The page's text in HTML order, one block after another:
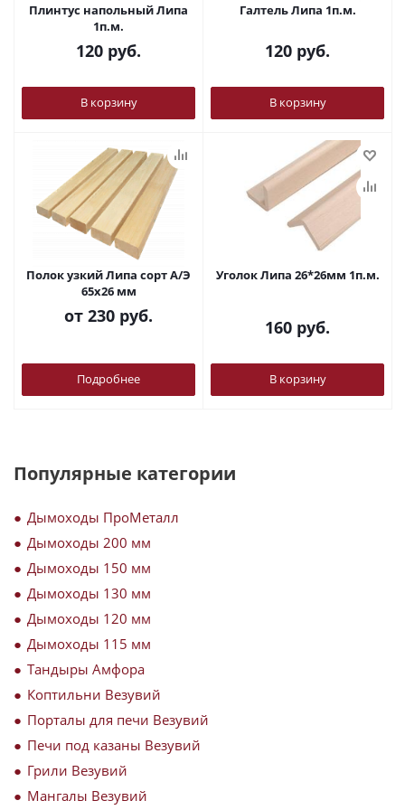
Плинтус напольный Липа
1п.м.
120 руб.
В корзину
Галтель Липа 1п.м.
120 руб.
В корзину
Полок узкий Липа сорт А/Э
65х26 мм
от 230 руб.
Подробнее
Уголок Липа 26*26мм 1п.м.
160 руб.
В корзину
Популярные категории
Дымоходы ПроМеталл
Дымоходы 200 мм
Дымоходы 150 мм
Дымоходы 130 мм
Дымоходы 120 мм
Дымоходы 115 мм
Тандыры Амфора
Коптильни Везувий
Порталы для печи Везувий
Печи под казаны Везувий
Грили Везувий
Мангалы Везувий